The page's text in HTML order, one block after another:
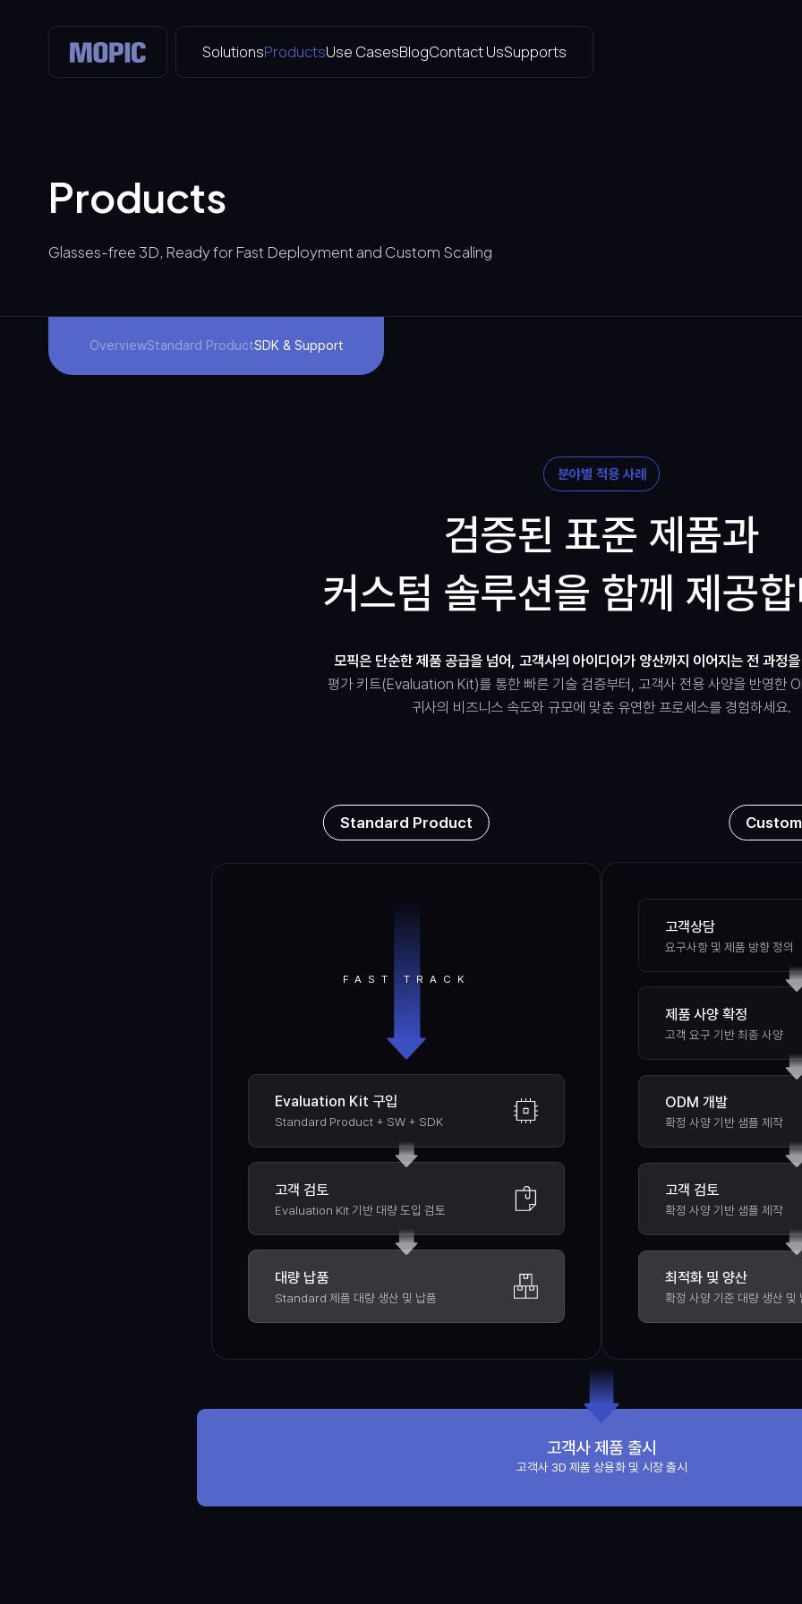
SolutionsProductsUse CasesBlogContact UsSupports
Products
Glasses-free 3D, Ready for Fast Deployment and Custom Scaling
OverviewStandard ProductSDK & Support
분야별 적용 사례
검증된 표준 제품과
커스텀 솔루션을 함께 제공
모픽은 단순한 제품 공급을 넘어, 고객사의 아이디어가 양산까지 이어지는 전 과정
평가 키트(Evaluation Kit)를 통한 빠른 기술 검증부터, 고객사 전용 사양을 반영한
귀사의 비즈니스 속도와 규모에 맞춘 유연한 프로세스를 경험하세요.
Standard Product
FAST TRACK
Evaluation Kit 구입
Standard Product + SW + SDK
고객 검토
Evaluation Kit 기반 대량 도입 검토
대량 납품
Standard 제품 대량 생산 및 납품
고객상담
요구사항 및 제품 방향 정의
제품 사양 확정
고객 요구 기반 최종 사양
ODM 개발
확정 사양 기반 샘플 제작
고객 검토
확정 사양 기반 샘플 제작
최적화 및 양산
확정 사양 기준 대량 생산 및
고객사 제품 출시
고객사 3D 제품 상용화 및 시장 출시